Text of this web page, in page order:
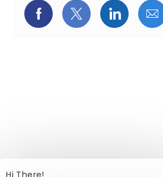
Facebookでシェア
X(旧Twitter)で